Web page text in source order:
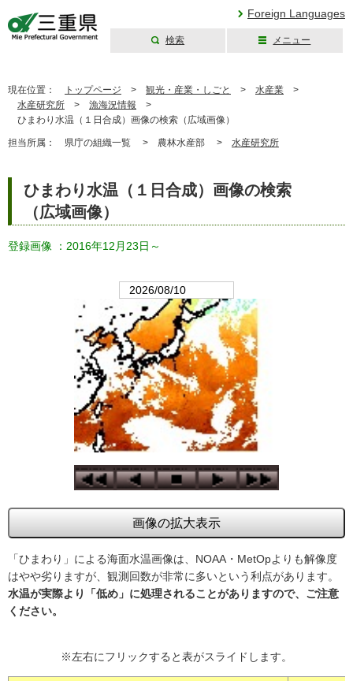
Foreign Languages
検索 メニュー
現在位置： トップページ > 観光・産業・しごと > 水産業 >
水産研究所 > 漁海況情報 >
ひまわり水温（１日合成）画像の検索（広域画像）
担当所属： 県庁の組織一覧 > 農林水産部 > 水産研究所
ひまわり水温（１日合成）画像の検索
（広域画像）
登録画像 ：2016年12月23日～
「ひまわり」による海面水温画像は、NOAA・MetOpよりも解像度
はやや劣りますが、観測回数が非常に多いという利点があります。
水温が実際より「低め」に処理されることがありますので、ご注意
ください。
※左右にフリックすると表がスライドします。